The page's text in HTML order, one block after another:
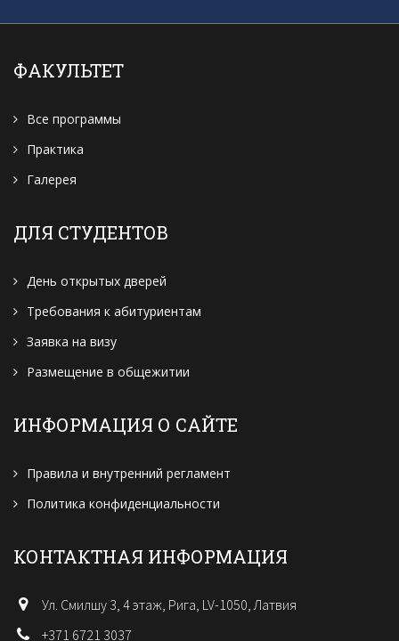
ФАКУЛЬТЕТ
Все программы
Практика
Галерея
ДЛЯ СТУДЕНТОВ
День открытых дверей
Требования к абитуриентам
Заявка на визу
Размещение в общежитии
ИНФОРМАЦИЯ О САЙТЕ
Правила и внутренний регламент
Политика конфиденциальности
КОНТАКТНАЯ ИНФОРМАЦИЯ
Ул. Смилшу 3, 4 этаж, Рига, LV-1050, Латвия
+371 6721 3037